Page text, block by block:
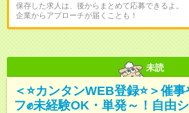
保存した求人は、後からまとめて応募できるよ。
企業からアプローチが届くことも！
未読
＜⭐カンタンWEB登録⭐＞催
フ✊未経験OK・単発～！自由